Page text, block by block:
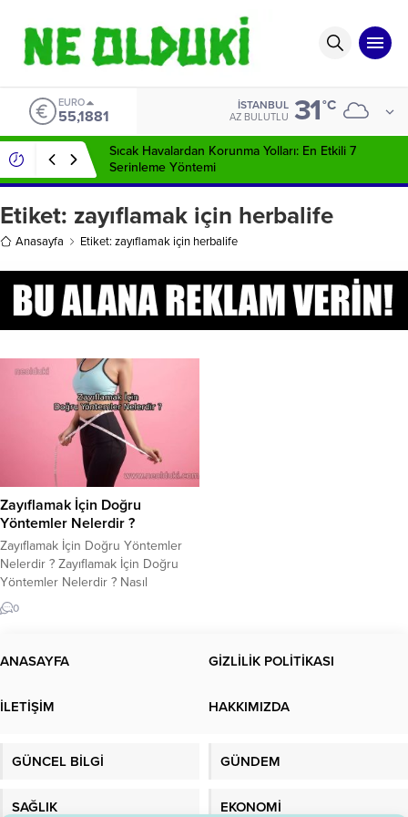
EURO
55,1881
İSTANBUL
AZ BULUTLU 31°C
Sıcak Havalardan Korunma Yolları: En Etkili 7
Serinleme Yöntemi
Etiket: zayıflamak için herbalife
Anasayfa Etiket: zayıflamak için herbalife
Zayıflamak İçin Doğru
Yöntemler Nelerdir ?
Zayıflamak İçin Doğru Yöntemler
Nelerdir ? Zayıflamak İçin Doğru
Yöntemler Nelerdir ? Nasıl
zayıflarım ? En doğru ve sağlıklı
yöntem nasıldır? Kısa zamanda
şekilde kilo vermenin sırrı nedir ?
Ancak, kilo vermek ve zayıflamak
0
ANASAYFA GİZLİLİK POLİTİKASI
İLETİŞİM HAKKIMIZDA
GÜNCEL BİLGİ GÜNDEM
SAĞLIK EKONOMİ